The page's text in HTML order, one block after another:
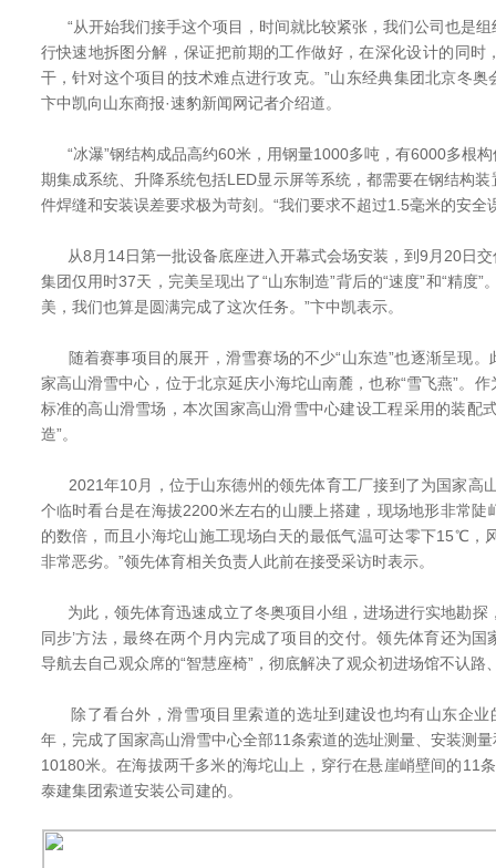
“从开始我们接手这个项目，时间就比较紧张，我们公司也是组
行快速地拆图分解，保证把前期的工作做好，在深化设计的同时
干，针对这个项目的技术难点进行攻克。”山东经典集团北京冬
卞中凯向山东商报·速豹新闻网记者介绍道。
“冰瀑”钢结构成品高约60米，用钢量1000多吨，有6000多根构
期集成系统、升降系统包括LED显示屏等系统，都需要在钢结构
件焊缝和安装误差要求极为苛刻。“我们要求不超过1.5毫米的安全
从8月14日第一批设备底座进入开幕式会场安装，到9月20日交
集团仅用时37天，完美呈现出了“山东制造”背后的“速度”和“精度
美，我们也算是圆满完成了这次任务。”卞中凯表示。
随着赛事项目的展开，滑雪赛场的不少“山东造”也逐渐呈现。
家高山滑雪中心，位于北京延庆小海坨山南麓，也称“雪飞燕”。
标准的高山滑雪场，本次国家高山滑雪中心建设工程采用的装配
造”。
2021年10月，位于山东德州的领先体育工厂接到了为国家高
个临时看台是在海拔2200米左右的山腰上搭建，现场地形非常陡
的数倍，而且小海坨山施工现场白天的最低气温可达零下15℃，
非常恶劣。”领先体育相关负责人此前在接受采访时表示。
为此，领先体育迅速成立了冬奥项目小组，进场进行实地勘探
同步’方法，最终在两个月内完成了项目的交付。领先体育还为
导航去自己观众席的“智慧座椅”，彻底解决了观众初进场馆不认路
除了看台外，滑雪项目里索道的选址到建设也均有山东企业
年，完成了国家高山滑雪中心全部11条索道的选址测量、安装测
10180米。在海拔两千多米的海坨山上，穿行在悬崖峭壁间的
泰建集团索道安装公司建的。